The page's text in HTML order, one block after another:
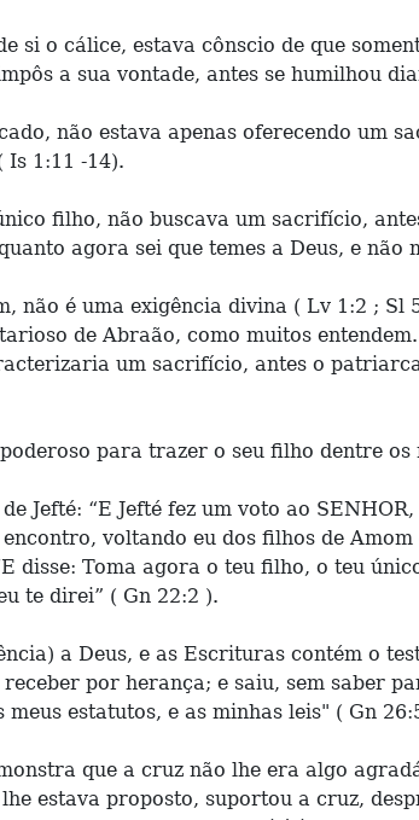
si o cálice, estava cônscio de que
a sua vontade, antes se humilhou
não estava apenas oferecendo um
Is 1:11 -14).
filho, não buscava um sacrifício,
agora sei que temes a Deus, e
é uma exigência divina ( Lv 1:2 ; Sl
de Abraão, como muitos
um sacrifício, antes o
para trazer o seu filho dentre
“E Jefté fez um voto ao
voltando eu dos filhos de
disse: Toma agora o teu filho, o teu
te direi” ( Gn 22:2 ).
a Deus, e as Escrituras contém o
por herança; e saiu, sem saber
estatutos, e as minhas leis" ( Gn
que a cruz não lhe era algo
estava proposto, suportou a cruz,